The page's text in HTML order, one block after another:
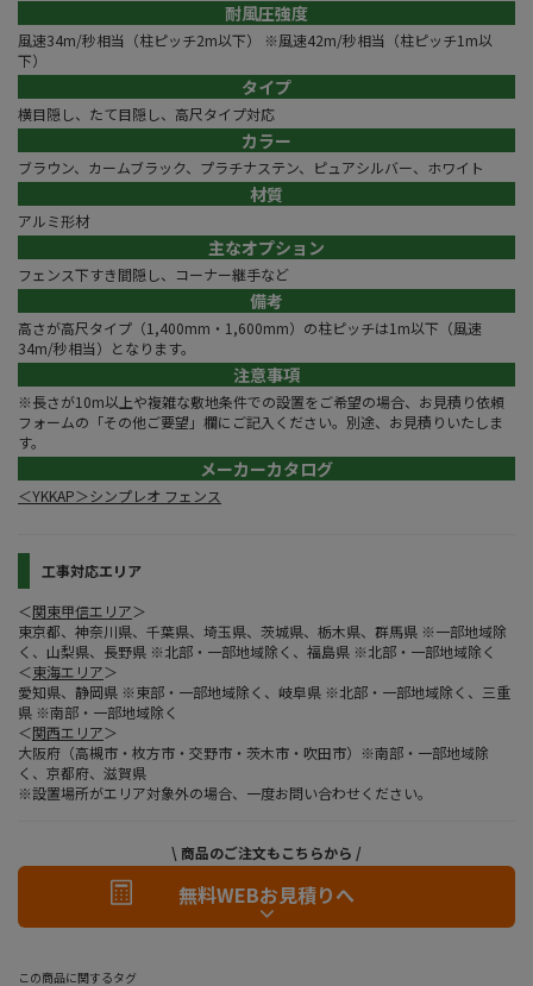
耐風圧強度
風速34m/秒相当（柱ピッチ2m以下） ※風速42m/秒相当（柱ピッチ1m以
下）
タイプ
横目隠し、たて目隠し、高尺タイプ対応
カラー
ブラウン、カームブラック、プラチナステン、ピュアシルバー、ホワイト
材質
アルミ形材
主なオプション
フェンス下すき間隠し、コーナー継手など
備考
高さが高尺タイプ（1,400mm・1,600mm）の柱ピッチは1m以下（風速
34m/秒相当）となります。
注意事項
※長さが10m以上や複雑な敷地条件での設置をご希望の場合、お見積り依頼
フォームの「その他ご要望」欄にご記入ください。別途、お見積りいたしま
す。
メーカーカタログ
＜YKKAP＞シンプレオ フェンス
工事対応エリア
＜関東甲信エリア＞
東京都、神奈川県、千葉県、埼玉県、茨城県、栃木県、群馬県 ※一部地域除
く、山梨県、長野県 ※北部・一部地域除く、福島県 ※北部・一部地域除く
＜東海エリア＞
愛知県、静岡県 ※東部・一部地域除く、岐阜県 ※北部・一部地域除く、三重
県 ※南部・一部地域除く
＜関西エリア＞
大阪府（高槻市・枚方市・交野市・茨木市・吹田市）※南部・一部地域除
く、京都府、滋賀県
※設置場所がエリア対象外の場合、一度お問い合わせください。
\ 商品のご注文もこちらから /
無料WEBお見積りへ
この商品に関するタグ